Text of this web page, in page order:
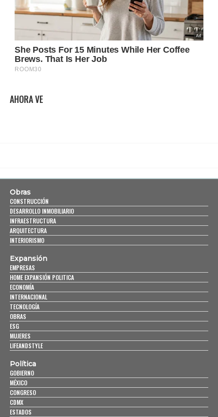
AHORA VE
Obras
CONSTRUCCIÓN
DESARROLLO INMOBILIARIO
INFRAESTRUCTURA
ARQUITECTURA
INTERIORISMO
Expansión
EMPRESAS
HOME EXPANSIÓN POLITICA
ECONOMÍA
INTERNACIONAL
TECNOLOGÍA
OBRAS
ESG
MUJERES
LIFEANDSTYLE
Política
GOBIERNO
MÉXICO
CONGRESO
CDMX
ESTADOS